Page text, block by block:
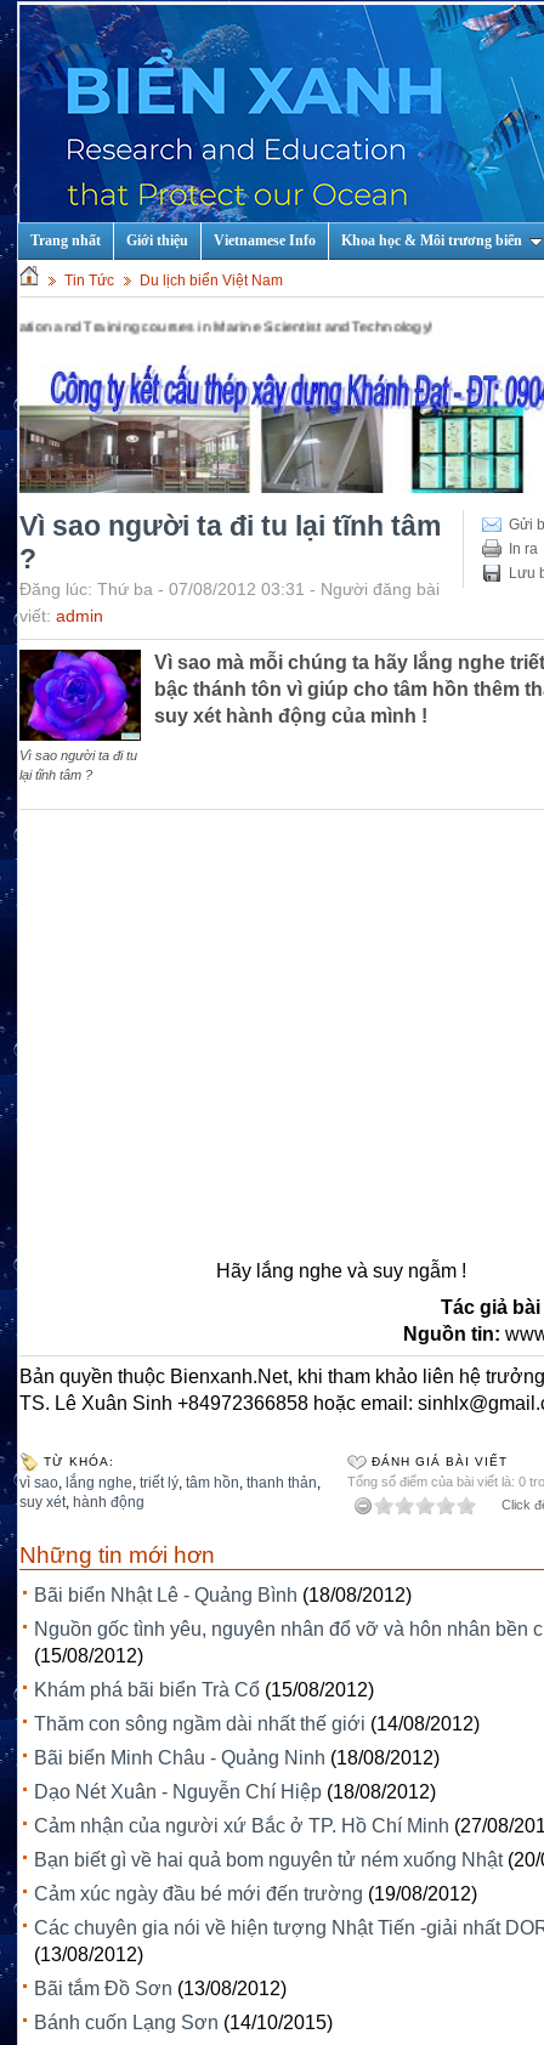
Trang nhất Giới thiệu Vietnamese Info Khoa học & Môi trương biển
Tin Tức Du lịch biển Việt Nam
Training courses in Marine Scientist and Technology!
Gửi
In ra
Lưu
Vì sao người ta đi tu lại tĩnh tâm
?
Đăng lúc: Thứ ba - 07/08/2012 03:31 - Người đăng bài
viết: admin
Vì sao người ta đi tu
lại tĩnh tâm ?
Vì sao mà mỗi chúng ta hãy lắng nghe
bậc thánh tôn vì giúp cho tâm hồn thêm
suy xét hành động của mình !
Hãy lắng nghe và suy ngẫm !
Tác giả
Nguồn tin:
Bản quyền thuộc Bienxanh.Net, khi tham khảo liên hệ
TS. Lê Xuân Sinh +84972366858 hoặc email:
TỪ KHÓA:
vì sao, lắng nghe, triết lý, tâm hồn, thanh thản,
suy xét, hành động
ĐÁNH GIÁ BÀI VIẾT
Tổng số điểm của bài viết là: 0
Click
Những tin mới hơn
Bãi biển Nhật Lê - Quảng Bình (18/08/2012)
Nguồn gốc tình yêu, nguyên nhân đổ vỡ và hôn nhân bền
(15/08/2012)
Khám phá bãi biển Trà Cổ (15/08/2012)
Thăm con sông ngầm dài nhất thế giới (14/08/2012)
Bãi biển Minh Châu - Quảng Ninh (18/08/2012)
Dạo Nét Xuân - Nguyễn Chí Hiệp (18/08/2012)
Cảm nhận của người xứ Bắc ở TP. Hồ Chí Minh (27/08/
Bạn biết gì về hai quả bom nguyên tử ném xuống Nhật
Cảm xúc ngày đầu bé mới đến trường (19/08/2012)
Các chuyên gia nói về hiện tượng Nhật Tiến -giải nhất
(13/08/2012)
Bãi tắm Đồ Sơn (13/08/2012)
Bánh cuốn Lạng Sơn (14/10/2015)